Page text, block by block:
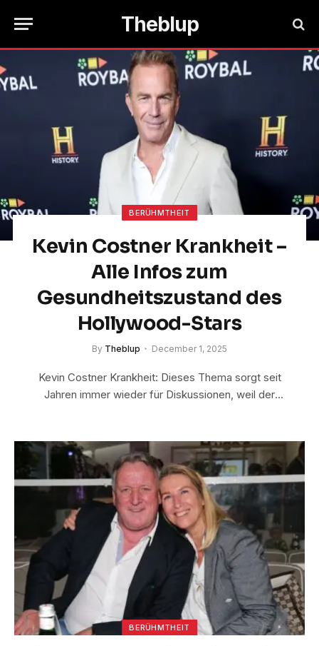
Theblup
BERÜHMTHEIT
Kevin Costner Krankheit –
Alle Infos zum
Gesundheitszustand des
Hollywood-Stars
By Theblup December 1, 2025
Kevin Costner Krankheit: Dieses Thema sorgt seit
Jahren immer wieder für Diskussionen, weil der
BERÜHMTHEIT